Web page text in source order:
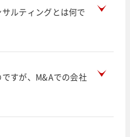
ルティングとは何で
すが、M&Aでの会社